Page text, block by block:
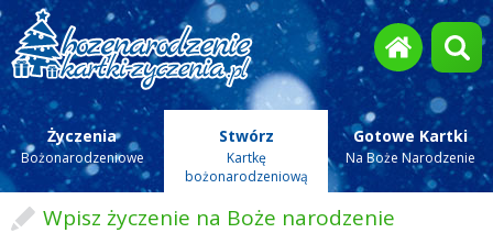
Życzenia
Bożonarodzeniowe
Stwórz
Kartkę
bożonarodzeniową
Gotowe Kartki
Na Boże Narodzenie
Wpisz życzenie na Boże narodzenie